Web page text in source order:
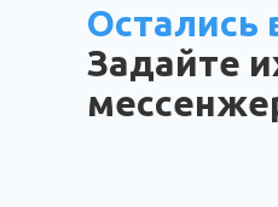
Остались
Задайте